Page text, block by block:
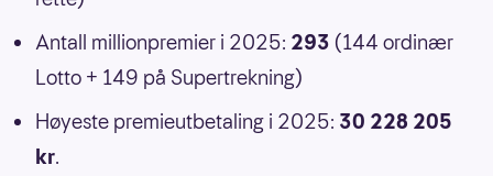
Antall millionpremier i 2025: 293 (144 ordinær
Lotto + 149 på Supertrekning)
Høyeste premieutbetaling i 2025: 30 228 205
kr.